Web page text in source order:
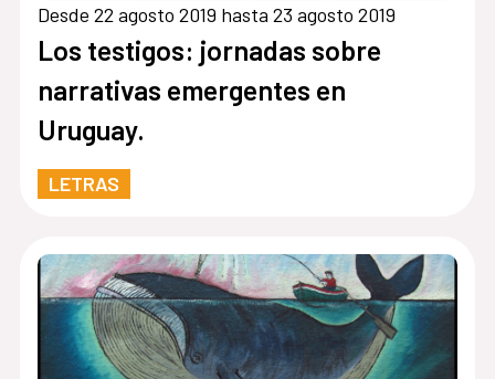
Desde 22 agosto 2019 hasta 23 agosto 2019
Los testigos: jornadas sobre
narrativas emergentes en
Uruguay.
LETRAS